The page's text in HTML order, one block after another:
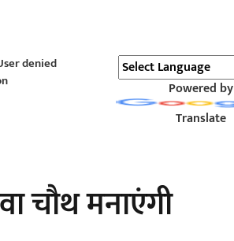
denied
Powered by
Translate
चौथ मनाएंगी